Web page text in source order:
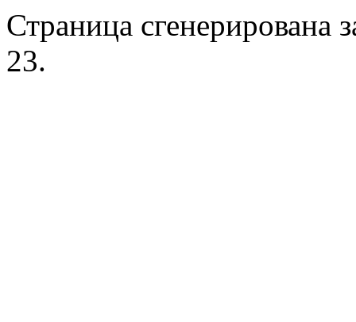
Страница сгенерирована
23.